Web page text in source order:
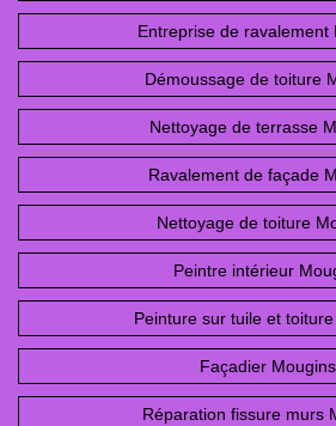
Entreprise de ravalement
Démoussage de toiture
Nettoyage de terrasse
Ravalement de façade
Nettoyage de toiture
Peintre intérieur
Peinture sur tuile et
Façadier Mougins
Réparation fissure murs